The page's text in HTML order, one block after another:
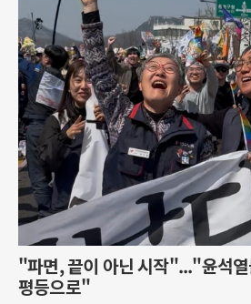
"파면, 끝이 아닌 시작"..."윤석
평등으로"